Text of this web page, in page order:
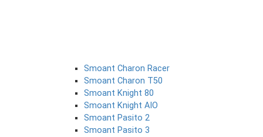
Smoant Charon Racer
Smoant Charon T50
Smoant Knight 80
Smoant Knight AIO
Smoant Pasito 2
Smoant Pasito 3